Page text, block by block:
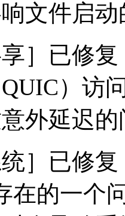
文件启
已修复
）访
外延迟的
已修复
在的一